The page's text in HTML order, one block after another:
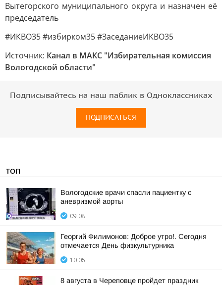
Вытегорского муниципального округа и назначен её
председатель
#ИКВО35 #избирком35 #ЗаседаниеИКВО35
Источник: Канал в МАКС "Избирательная комиссия
Вологодской области"
Подписывайтесь на наш паблик в Одноклассниках
ПОДПИСАТЬСЯ
ТОП
Вологодские врачи спасли пациентку с
аневризмой аорты
09:08
Георгий Филимонов: Доброе утро!. Сегодня
отмечается День физкультурника
10:05
8 августа в Череповце пройдет праздник